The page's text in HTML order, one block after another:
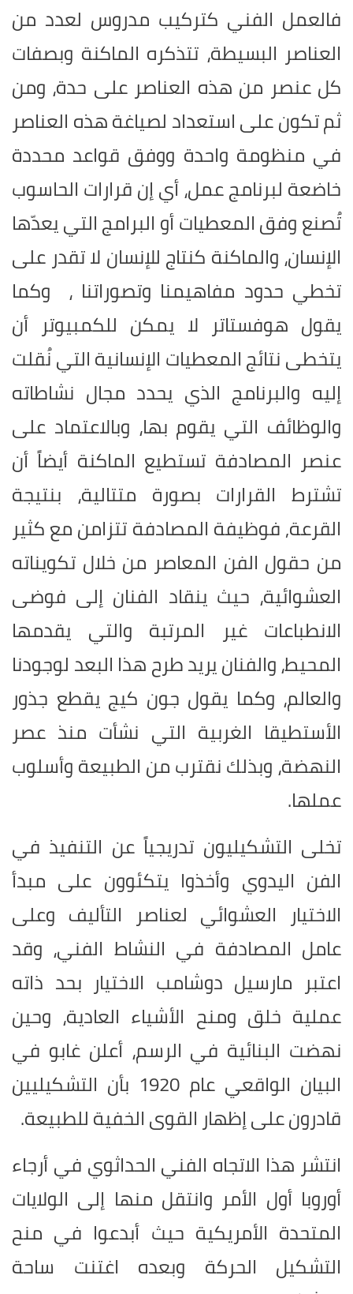
فالعمل الفني كتركيب مدروس لعدد من
العناصر البسيطة، تتذكره الماكنة وبصفات
كل عنصر من هذه العناصر على حدة، ومن
ثم تكون على استعداد لصياغة هذه العناصر
في منظومة واحدة ووفق قواعد محددة
خاضعة لبرنامج عمل، أي إن قرارات الحاسوب
تُصنع وفق المعطيات أو البرامج التي يعدّها
الإنسان، والماكنة كنتاج للإنسان لا تقدر على
تخطي حدود مفاهيمنا وتصوراتنا ، وكما
يقول هوفستاتر لا يمكن للكمبيوتر أن
يتخطى نتائج المعطيات الإنسانية التي نُقلت
إليه والبرنامج الذي يحدد مجال نشاطاته
والوظائف التي يقوم بها، وبالاعتماد على
عنصر المصادفة تستطيع الماكنة أيضاً أن
تشترط القرارات بصورة متتالية، بنتيجة
القرعة, فوظيفة المصادفة تتزامن مع كثير
من حقول الفن المعاصر من خلال تكويناته
العشوائية، حيث ينقاد الفنان إلى فوضى
الانطباعات غير المرتبة والتي يقدمها
المحيط، والفنان يريد طرح هذا البعد لوجودنا
والعالم، وكما يقول جون كيج يقطع جذور
الأستطيقا الغربية التي نشأت منذ عصر
النهضة، وبذلك نقترب من الطبيعة وأسلوب
عملها.
تخلى التشكيليون تدريجياً عن التنفيذ في
الفن اليدوي وأخذوا يتكئوون على مبدأ
الاختيار العشوائي لعناصر التأليف وعلى
عامل المصادفة في النشاط الفني، وقد
اعتبر مارسيل دوشامب الاختيار بحد ذاته
عملية خلق ومنح الأشياء العادية، وحين
نهضت البنائية في الرسم، أعلن غابو في
البيان الواقعي عام 1920 بأن التشكيليين
قادرون على إظهار القوى الخفية للطبيعة.
انتشر هذا الاتجاه الفني الحداثوي في أرجاء
أوروبا أول الأمر وانتقل منها إلى الولايات
المتحدة الأمريكية حيث أبدعوا في منح
التشكيل الحركة وبعده اغتنت ساحة